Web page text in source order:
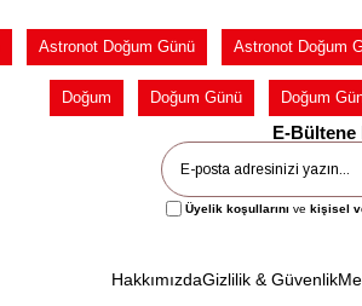
Astronot Doğum Günü Astronot Doğum
Doğum Doğum Günü Doğum
E-Bültene
Üyelik koşullarını ve kişisel
HakkımızdaGizlilik & Güvenlik